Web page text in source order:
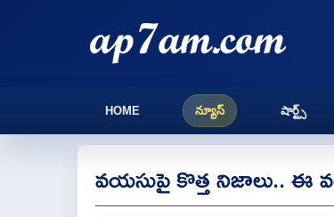
HOME న్యూస్ షార్ట్స్
వయసుపై కొత్త నిజాలు.. ఈ